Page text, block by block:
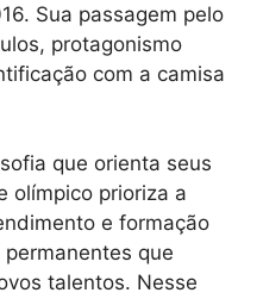
Sua passagem pelo
protagonismo
com a camisa
que orienta seus
olímpico prioriza a
e formação
que
talentos. Nesse